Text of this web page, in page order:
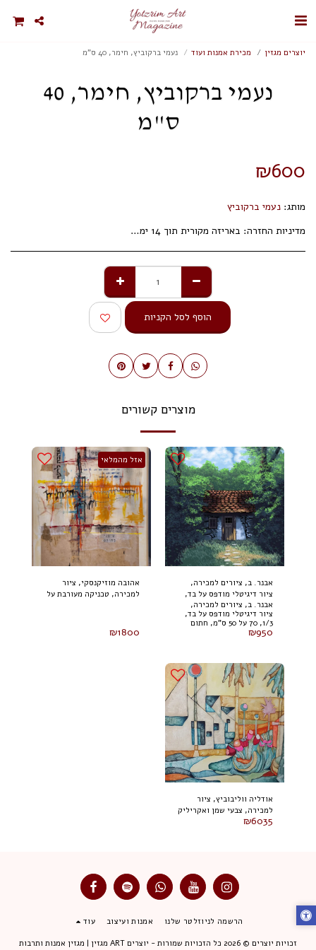
יוצרים מגזין מכירת אמנות ועוד נעמי ברקוביץ, חימר, 40 ס"מ
נעמי ברקוביץ, חימר, 40
ס"מ
₪600
מותג: נעמי ברקוביץ
מדיניות החזרה: באריזה מקורית תוך 14 ימי עסקים.
הוסף לסל הקניות
מוצרים קשורים
אבנר. ב, ציורים למכירה,
ציור דיגיטלי מודפס על בד,
1/3, 70 על 50 ס"מ, חתום
אבנר. ב, ציורים למכירה,
ציור דיגיטלי מודפס על בד,
1/3, 70 על 50 ס"מ, חתום
₪950
אזל מהמלאי
אהובה מוזיקנסקי, ציור
למכירה, טכניקה מעורבת על
₪1800
אודליה ווליבוביץ, ציור
למכירה, צבעי שמן ואקריליק
על בד 80 על 100 ס"מ, חתום₪6035
הרשמה לניוזלטר שלנו אמנות ועיצוב עוד
זכויות יוצרים © 2026 כל הזכויות שמורות - יוצרים ART מגזין | מגזין אמנות ותרבות